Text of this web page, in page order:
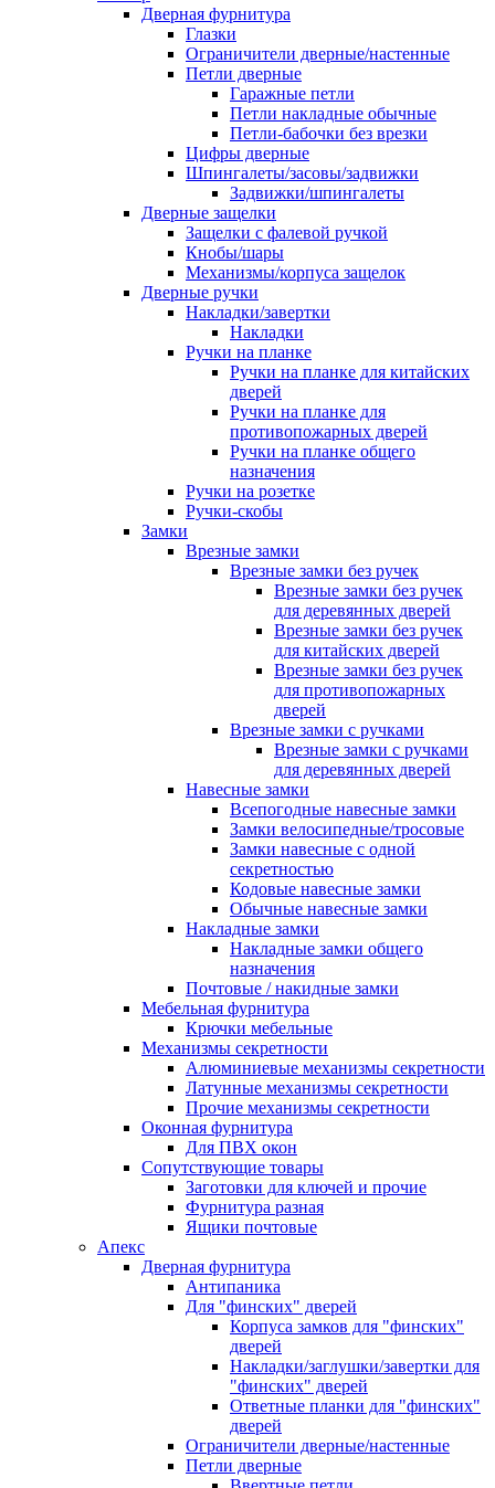
Дверная фурнитура
Глазки
Ограничители дверные/настенные
Петли дверные
Гаражные петли
Петли накладные обычные
Петли-бабочки без врезки
Цифры дверные
Шпингалеты/засовы/задвижки
Задвижки/шпингалеты
Дверные защелки
Защелки с фалевой ручкой
Кнобы/шары
Механизмы/корпуса защелок
Дверные ручки
Накладки/завертки
Накладки
Ручки на планке
Ручки на планке для китайских
дверей
Ручки на планке для
противопожарных дверей
Ручки на планке общего
назначения
Ручки на розетке
Ручки-скобы
Замки
Врезные замки
Врезные замки без ручек
Врезные замки без ручек
для деревянных дверей
Врезные замки без ручек
для китайских дверей
Врезные замки без ручек
для противопожарных
дверей
Врезные замки с ручками
Врезные замки с ручками
для деревянных дверей
Навесные замки
Всепогодные навесные замки
Замки велосипедные/тросовые
Замки навесные с одной
секретностью
Кодовые навесные замки
Обычные навесные замки
Накладные замки
Накладные замки общего
назначения
Почтовые / накидные замки
Мебельная фурнитура
Крючки мебельные
Механизмы секретности
Алюминиевые механизмы секретности
Латунные механизмы секретности
Прочие механизмы секретности
Оконная фурнитура
Для ПВХ окон
Сопутствующие товары
Заготовки для ключей и прочие
Фурнитура разная
Ящики почтовые
Апекс
Дверная фурнитура
Антипаника
Для "финских" дверей
Корпуса замков для "финских"
дверей
Накладки/заглушки/завертки для
"финских" дверей
Ответные планки для "финских"
дверей
Ограничители дверные/настенные
Петли дверные